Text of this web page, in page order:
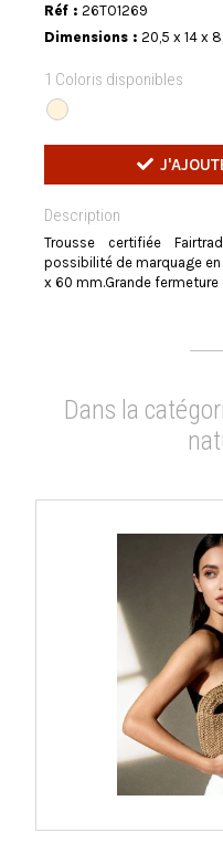
Réf : 26TO1269
Dimensions : 20,5 x 14 x
1 Coloris disponibles
Description
Trousse certifiée
possibilité de marquage en
x 60 mm.Grande fermeture
Dans la